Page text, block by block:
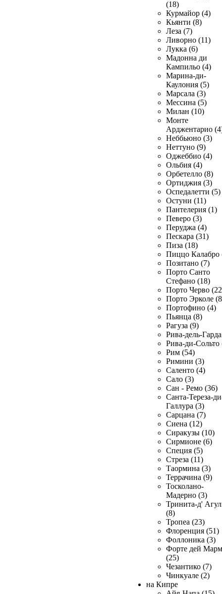
(18)
Курмайор (4)
Кьянти (8)
Леза (7)
Ливорно (11)
Лукка (6)
Мадонна ди
Кампильо (4)
Марина-ди-
Каулония (5)
Марсала (3)
Мессина (5)
Милан (10)
Монте
Арджентарио
Неббьюно (3)
Неттуно (9)
Оджеббио (4)
Ольбия (4)
Орбетелло (8)
Ортиджия (3)
Оспедалетти (5)
Остуни (11)
Пантелерия (1)
Певеро (3)
Перуджа (4)
Пескара (31)
Пиза (18)
Пиццо Калабро
Позитано (7)
Порто Санто
Стефано (18)
Порто Черво
Порто Эрколе
Портофино (4)
Пьянца (8)
Рагуза (9)
Рива-дель-
Рива-ди-Сольто
Рим (54)
Римини (3)
Саленто (4)
Сало (3)
Сан - Ремо (36)
Санта-Тереза-
Галлура (3)
Сарцана (7)
Сиена (12)
Сиракузы (10)
Сирмионе (6)
Специя (5)
Стреза (11)
Таормина (3)
Террачина (9)
Тосколано-
Мадерно (3)
Тринита-д'
(8)
Тропеа (23)
Флоренция (51)
Фоллоника (3)
Форте дей
(25)
Чезантико (7)
Чинкуале (2)
на Кипре